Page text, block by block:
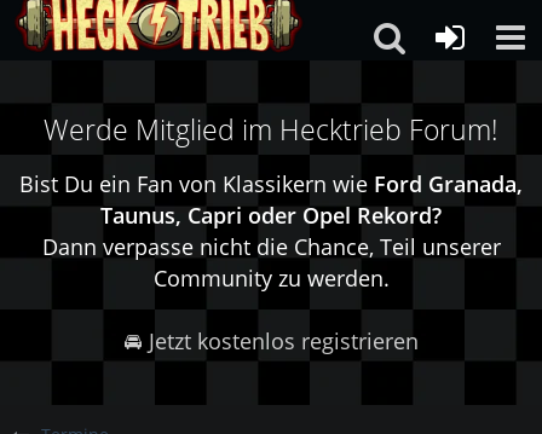
Werde Mitglied im Hecktrieb Forum!
Bist Du ein Fan von Klassikern wie Ford Granada,
Taunus, Capri oder Opel Rekord?
Dann verpasse nicht die Chance, Teil unserer
Community zu werden.
🚘 Jetzt kostenlos registrieren